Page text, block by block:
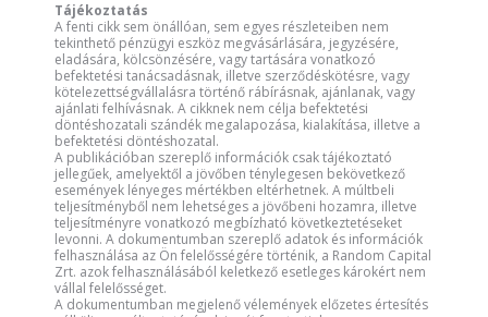
Tájékoztatás
A fenti cikk sem önállóan, sem egyes részleteiben nem
tekinthető pénzügyi eszköz megvásárlására, jegyzésére,
eladására, kölcsönzésére, vagy tartására vonatkozó
befektetési tanácsadásnak, illetve szerződéskötésre, vagy
kötelezettségvállalásra történő rábírásnak, ajánlanak, vagy
ajánlati felhívásnak. A cikknek nem célja befektetési
döntéshozatali szándék megalapozása, kialakítása, illetve a
befektetési döntéshozatal.
A publikációban szereplő információk csak tájékoztató
jellegűek, amelyektől a jövőben ténylegesen bekövetkező
események lényeges mértékben eltérhetnek. A múltbeli
teljesítményből nem lehetséges a jövőbeni hozamra, illetve
teljesítményre vonatkozó megbízható következtetéseket
levonni. A dokumentumban szereplő adatok és információk
felhasználása az Ön felelősségére történik, a Random Capital
Zrt. azok felhasználásából keletkező esetleges károkért nem
vállal felelősséget.
A dokumentumban megjelenő vélemények előzetes értesítés